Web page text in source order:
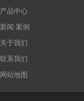
产品中心
新闻·案例
关于我们
联系我们
网站地图